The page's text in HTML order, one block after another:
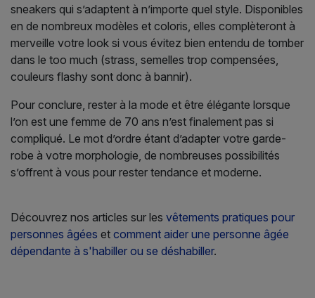
sneakers qui s’adaptent à n’importe quel style. Disponibles
en de nombreux modèles et coloris, elles complèteront à
merveille votre look si vous évitez bien entendu de tomber
dans le too much (strass, semelles trop compensées,
couleurs flashy sont donc à bannir).
Pour conclure, rester à la mode et être élégante lorsque
l’on est une femme de 70 ans n’est finalement pas si
compliqué. Le mot d’ordre étant d’adapter votre garde-
robe à votre morphologie, de nombreuses possibilités
s’offrent à vous pour rester tendance et moderne.
Découvrez nos articles sur les vêtements pratiques pour
personnes âgées et comment aider une personne âgée
dépendante à s'habiller ou se déshabiller.